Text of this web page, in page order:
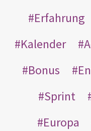
Erfahrung
Kalender
Bonus
Sprint
Europa